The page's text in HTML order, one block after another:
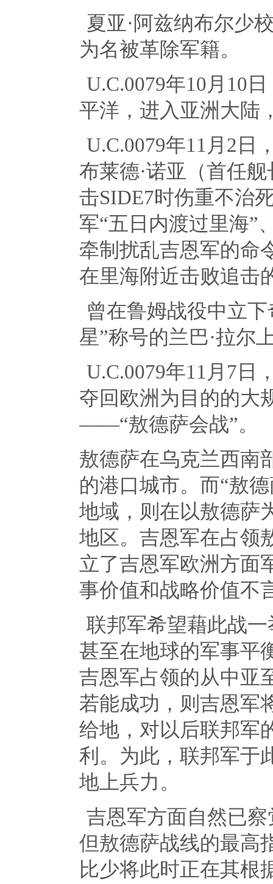
夏亚·阿兹纳布尔少
为名被革除军籍。
U.C.0079年10月 10
平洋，进入亚洲大陆
U.C.0079年11 月 2 日
布莱德·诺亚（首任
击SIDE7时伤重不治
军“五日内渡过里海”
牵制扰乱吉恩军的命
在里海附近击败追击
曾在鲁姆战役中立
星”称号的兰巴·拉尔
U.C.0079年11 月 7 日
夺回欧洲为目的的大
——“敖德萨会战”。
敖德萨在乌克兰西南
的港口城市。而“敖
地域，则在以敖德萨
地区。吉恩军在占领
立了吉恩军欧洲方面
事价值和战略价值不
联邦军希望藉此战
甚至在地球的军事平
吉恩军占领的从中亚
若能成功，则吉恩军
给地，对以后联邦军
利。为此，联邦军于
地上兵力。
吉恩军方面自然已
但敖德萨战线的最高
比少将此时正在其